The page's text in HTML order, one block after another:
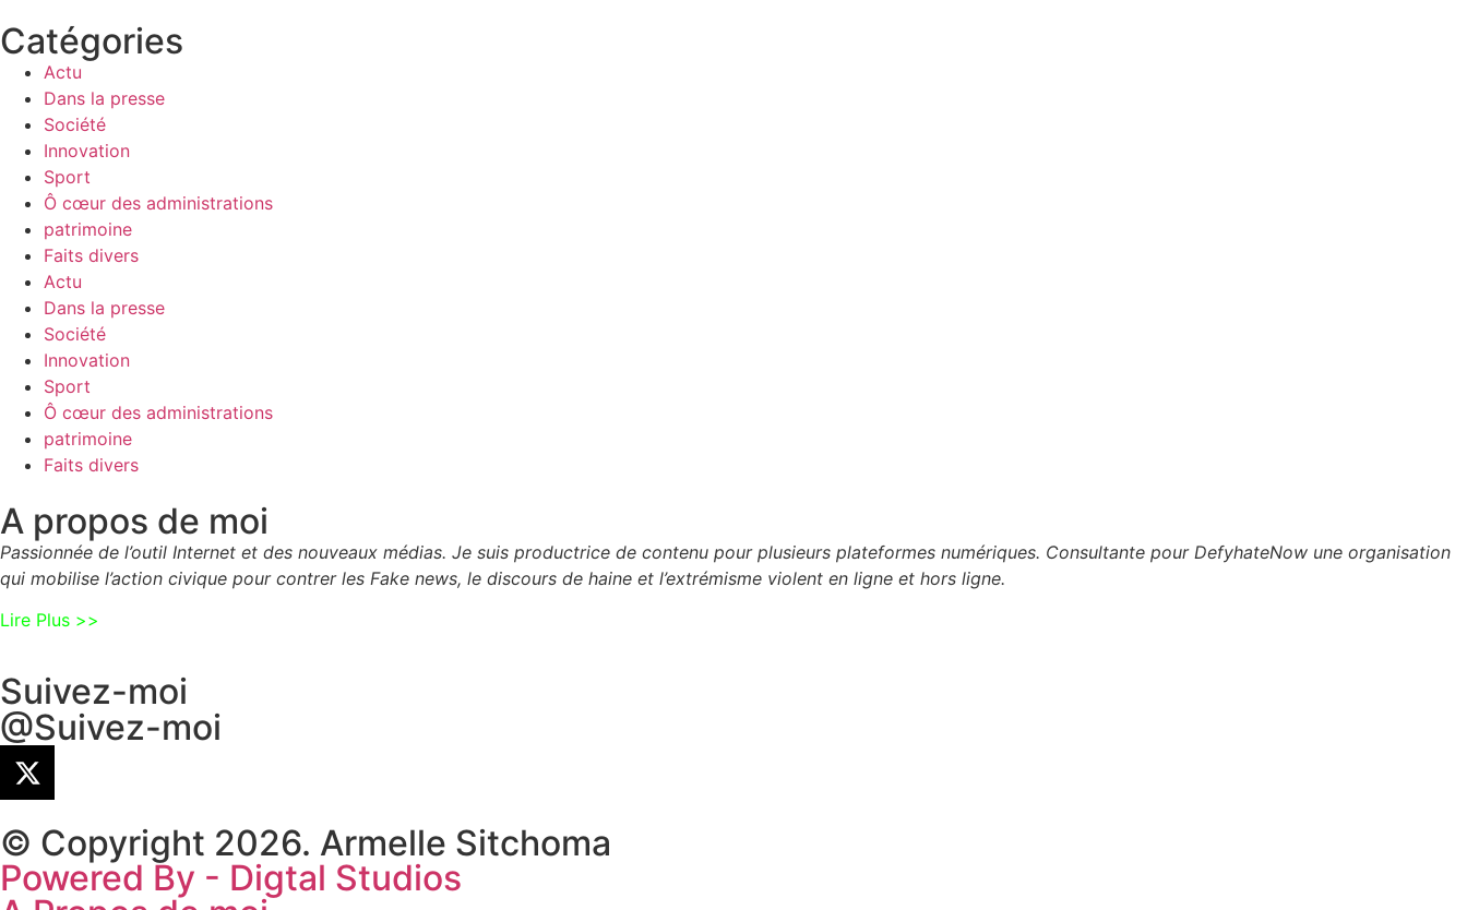
Catégories
Actu
Dans la presse
Société
Innovation
Sport
Ô cœur des administrations
patrimoine
Faits divers
Actu
Dans la presse
Société
Innovation
Sport
Ô cœur des administrations
patrimoine
Faits divers
A propos de moi
Passionnée de l’outil Internet et des nouveaux médias. Je suis productrice de contenu pour plusieurs plateformes numériques. Consultante pour DefyhateNow une organisation
qui mobilise l’action civique pour contrer les Fake news, le discours de haine et l’extrémisme violent en ligne et hors ligne.
Lire Plus >>
Suivez-moi
@Suivez-moi
© Copyright 2026. Armelle Sitchoma
Powered By - Digtal Studios